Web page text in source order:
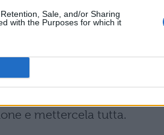
Sale, and/or Sharing
with the Purposes for which it
test, l’ultimo suggerimento
centinaia e centinaia di
a questi libri di
una buona preparazione e
e mettercela tutta.